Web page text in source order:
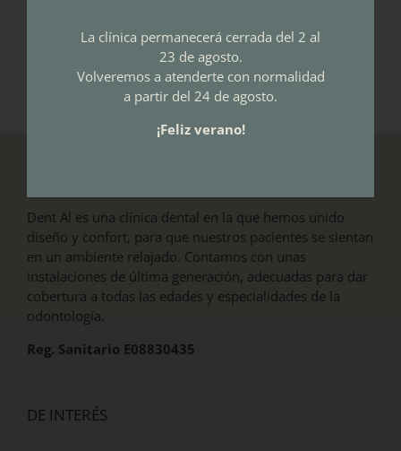
Dent Al es una clínica dental en la que hemos unido
diseño y confort, para que nuestros pacientes se sientan
en un ambiente relajado. Contamos con unas
instalaciones de última generación, adecuadas para dar
cobertura a todas las edades y especialidades de la
odontología.
Reg. Sanitario E08830435
DE INTERÉS
La clínica permanecerá cerrada del 2 al
23 de agosto.
Volveremos a atenderte con normalidad
a partir del 24 de agosto.
¡Feliz verano!